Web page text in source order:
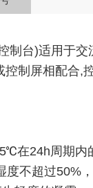
制台)适用于
制屏相配合,
在24h周期
不超过50%